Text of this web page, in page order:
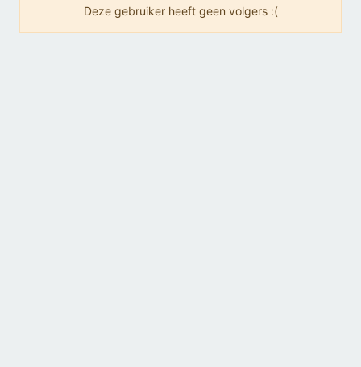
Deze gebruiker heeft geen volgers :(